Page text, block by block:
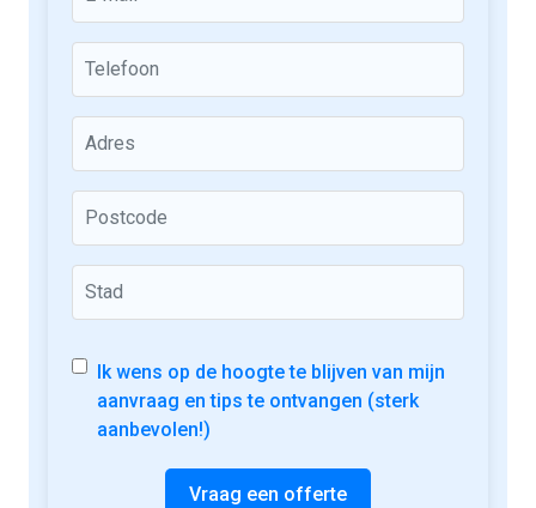
Ik wens op de hoogte te blijven van mijn
aanvraag en tips te ontvangen (sterk
aanbevolen!)
Vraag een offerte